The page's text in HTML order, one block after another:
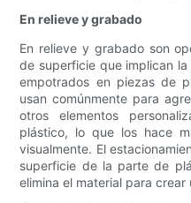
En relieve y grabado
En relieve y grabado son
de superficie que implican
empotrados en piezas de
usan comúnmente para
otros elementos
plástico, lo que los hace
visualmente. El
superficie de la parte de
elimina el material para